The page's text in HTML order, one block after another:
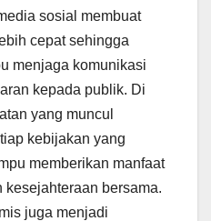
sosial membuat
cepat sehingga
menjaga komunikasi
kepada publik. Di
yang muncul
kebijakan yang
memberikan manfaat
kesejahteraan bersama.
juga menjadi